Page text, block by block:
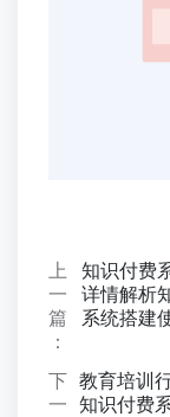
上
一
篇
：
知识付费
详情解析
系统搭建
下
一
教育培训
知识付费